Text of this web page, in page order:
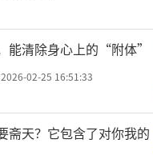
能清除身心上的“附体”
2026-02-25 16:51:33
斋天？它包含了对你我的